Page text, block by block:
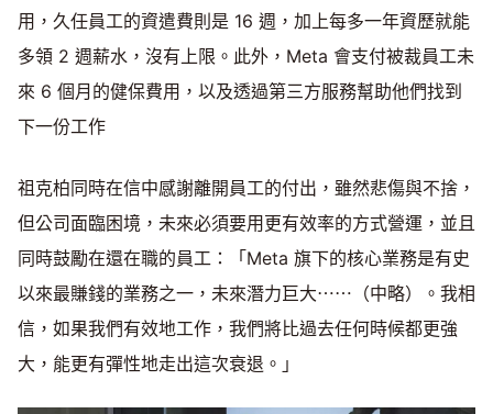
用，久任員工的資遣費則是 16 週，加上每多一年資歷就能
多領 2 週薪水，沒有上限。此外，Meta 會支付被裁員工未
來 6 個月的健保費用，以及透過第三方服務幫助他們找到
下一份工作
祖克柏同時在信中感謝離開員工的付出，雖然悲傷與不捨，
但公司面臨困境，未來必須要用更有效率的方式營運，並且
同時鼓勵在還在職的員工：「Meta 旗下的核心業務是有史
以來最賺錢的業務之一，未來潛力巨大⋯⋯（中略）。我相
信，如果我們有效地工作，我們將比過去任何時候都更強
大，能更有彈性地走出這次衰退。」